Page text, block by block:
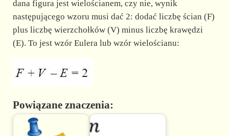
dana figura jest wielościanem, czy nie, wynik
następującego wzoru musi dać 2: dodać liczbę ścian (F)
plus liczbę wierzchołków (V) minus liczbę krawędzi
(E). To jest wzór Eulera lub wzór wielościanu:
Powiązane znaczenia: